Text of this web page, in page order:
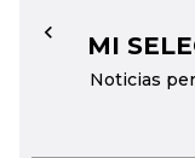
MI
Noticias
←